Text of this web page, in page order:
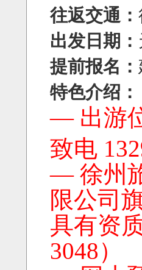
往返交通：
出发日期：
提前报名：
特色介绍：
— 出游
致电
— 徐州
限公司
具有资
3048）